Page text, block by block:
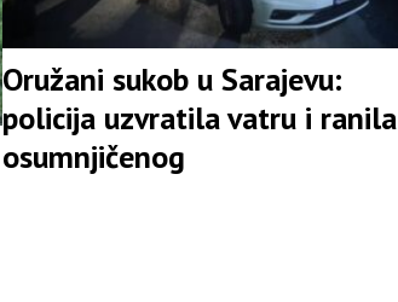
Oružani sukob u Sarajevu:
policija uzvratila vatru i ranila
osumnjičenog